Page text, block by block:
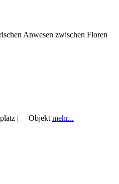
Anwesen zwischen Floren
| Objektmehr...